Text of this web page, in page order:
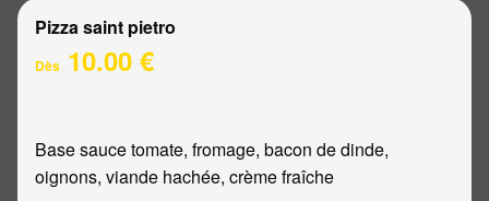
Pizza saint pietro
Dès 10.00 €
Base sauce tomate, fromage, bacon de dinde,
oignons, viande hachée, crème fraîche